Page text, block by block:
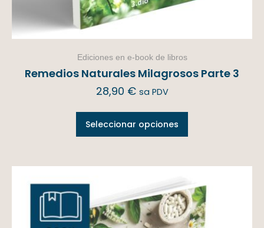
Ediciones en e-book de libros
Remedios Naturales Milagrosos Parte 3
28,90 € sa PDV
Seleccionar opciones